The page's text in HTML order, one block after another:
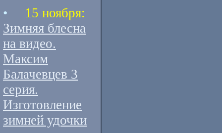
• 15 ноября:
Зимняя блесна
на видео.
Максим
Балачевцев 3
серия.
Изготовление
зимней удочки